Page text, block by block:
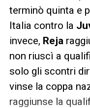
terminò quinta e
Italia contro la
invece, Reja
non riuscì a
solo gli scontri
vinse la coppa
raggiunse la